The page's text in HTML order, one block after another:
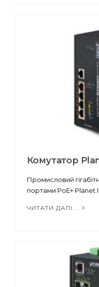
Комутатор
Промисловий
портами PoE+ Planet
ЧИТАТИ ДАЛІ...